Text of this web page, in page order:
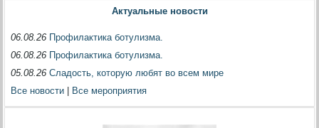
Актуальные новости
06.08.26 Профилактика ботулизма.
06.08.26 Профилактика ботулизма.
05.08.26Сладость, которую любят во всем мире
Все новости
Все мероприятия